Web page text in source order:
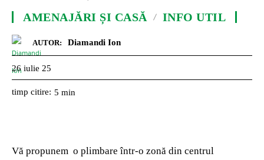
AMENAJĂRI ȘI CASĂ INFO UTIL
AUTOR: Diamandi Ion
26 iulie 25
timp citire: 5 min
Vă propunem o plimbare într-o zonă din centrul